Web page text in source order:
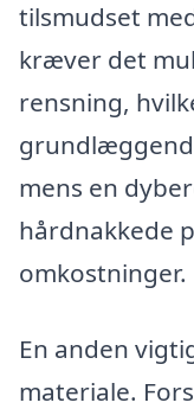
tilsmudset
kræver det
rensning,
mens en
hårdnakkede
omkostninger.
En anden
materiale.